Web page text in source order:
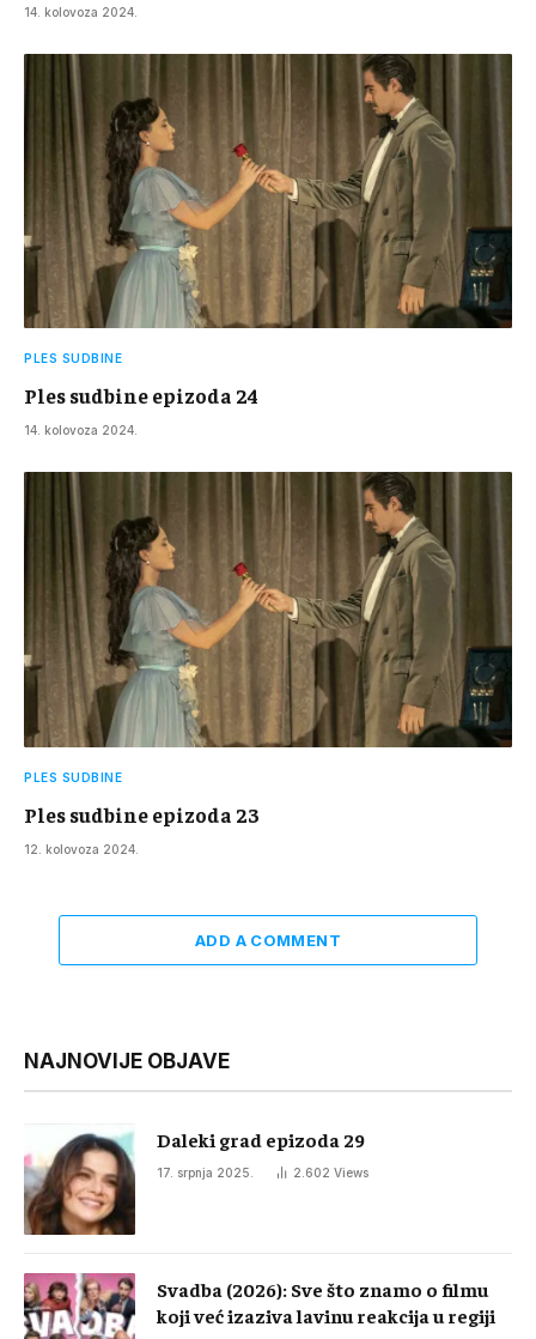
14. kolovoza 2024.
PLES SUDBINE
Ples sudbine epizoda 24
14. kolovoza 2024.
PLES SUDBINE
Ples sudbine epizoda 23
12. kolovoza 2024.
ADD A COMMENT
NAJNOVIJE OBJAVE
Daleki grad epizoda 29
17. srpnja 2025. 2.602 Views
Svadba (2026): Sve što znamo o filmu
koji već izaziva lavinu reakcija u regiji